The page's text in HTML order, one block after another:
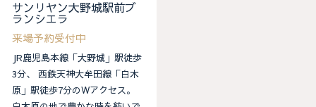
サンリヤン大野城駅前ブ
ランシエラ
来場予約受付中
JR鹿児島本線「大野城」駅徒歩
3分、 西鉄天神大牟田線「白木
原」駅徒歩7分のWアクセス。